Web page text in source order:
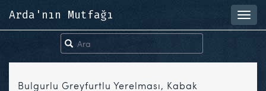
Arda'nın Mutfağı
Bulgurlu Greyfurtlu Yerelması, Kabak